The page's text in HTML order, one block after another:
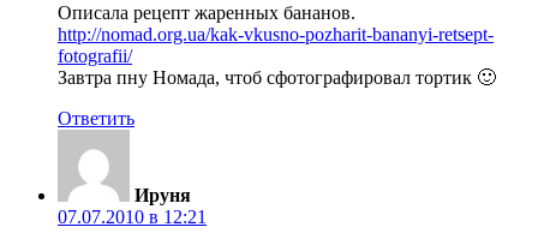
Описала рецепт жаренных бананов.
http://nomad.org.ua/kak-vkusno-pozharit-bananyi-retsept-
fotografii/
Завтра пну Номада, чтоб сфотографировал тортик 🙂
Ответить
Ируня
07.07.2010 в 12:21